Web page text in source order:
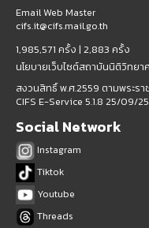
Email Web Master
cifs.it@cifs.mail.go.th
1,985,571 ครั้ง | 2,883 ครั้ง
นโยบายเว็บไซต์สถาบันนิติวิทยา
สงวนสิทธิ์ พ.ศ.2559 ตามพระ
CIFS E-Service 5.1.8 25/09/25
Social Network
Instagram
Tiktok
Youtube
Threads